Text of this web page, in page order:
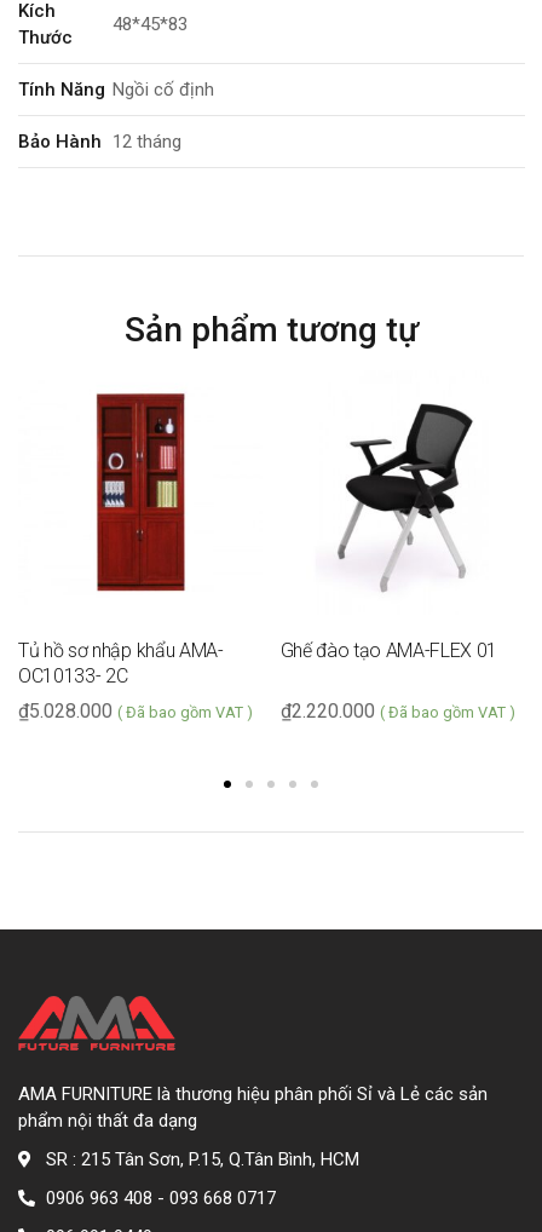
Kích
Thước
48*45*83
Tính Năng Ngồi cố định
Bảo Hành 12 tháng
Sản phẩm tương tự
Tủ hồ sơ nhập khẩu AMA-
OC10133- 2C
5.028.000
₫ ( Đã bao gồm VAT )
Ghế đào tạo AMA-FLEX 01
2.220.000
₫ ( Đã bao gồm VAT )
AMA FURNITURE là thương hiệu phân phối Sỉ và Lẻ các sản
phẩm nội thất đa dạng
SR : 215 Tân Sơn, P.15, Q.Tân Bình, HCM
0906 963 408 - 093 668 0717